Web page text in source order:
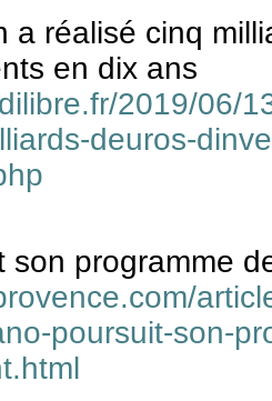
a réalisé cinq
en dix ans
2019/06/
deuros-
son programme
poursuit-son-